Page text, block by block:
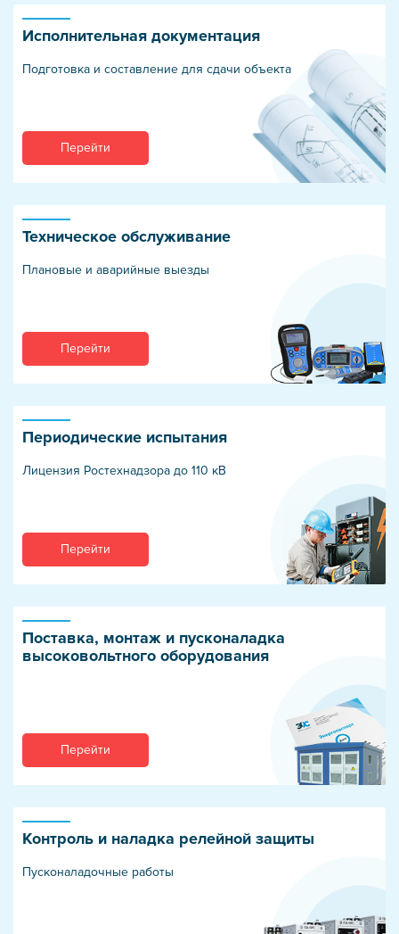
Исполнительная документация
Подготовка и составление для сдачи объекта
Перейти
Техническое обслуживание
Плановые и аварийные выезды
Перейти
Периодические испытания
Лицензия Ростехнадзора до 110 кВ
Перейти
Поставка, монтаж и пусконаладка
высоковольтного оборудования
Перейти
Контроль и наладка релейной защиты
Пусконаладочные работы